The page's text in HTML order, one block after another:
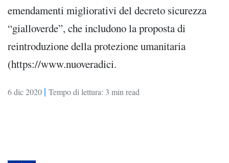
emendamenti migliorativi del decreto sicurezza
“gialloverde”, che includono la proposta di
reintroduzione della protezione umanitaria
(https://www.nuoveradici.
6 dic 2020 | Tempo di lettura: 3 min read